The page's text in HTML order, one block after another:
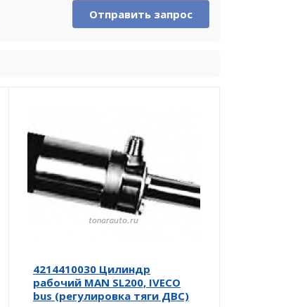
Отправить запрос
4214410030 Цилиндр
рабочий MAN SL200, IVECO
bus (регулировка тяги ДВС)